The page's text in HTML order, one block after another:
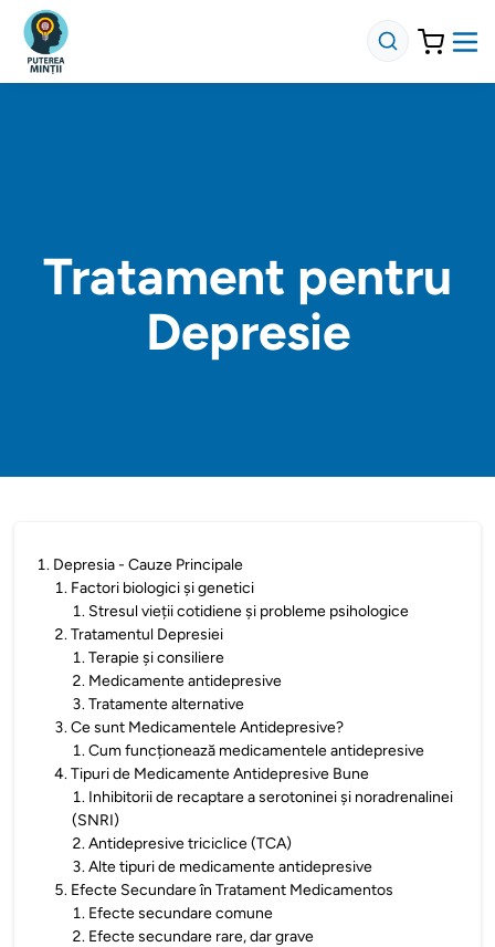
Tratament pentru
Depresie
1. Depresia - Cauze Principale
1. Factori biologici și genetici
1. Stresul vieții cotidiene și probleme psihologice
2.Tratamentul Depresiei
1.Terapie și consiliere
2. Medicamente antidepresive
3.Tratamente alternative
3.Ce sunt Medicamentele Antidepresive?
1.Cum funcționează medicamentele antidepresive
4.Tipuri de Medicamente Antidepresive Bune
1. Inhibitorii de recaptare a serotoninei și noradrenalinei
(SNRI)
2.Antidepresive triciclice (TCA)
3.Alte tipuri de medicamente antidepresive
5. Efecte Secundare în Tratament Medicamentos
1. Efecte secundare comune
2. Efecte secundare rare, dar grave